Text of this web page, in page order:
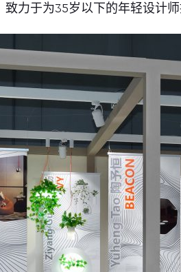
力于为35岁以下的年轻设计师